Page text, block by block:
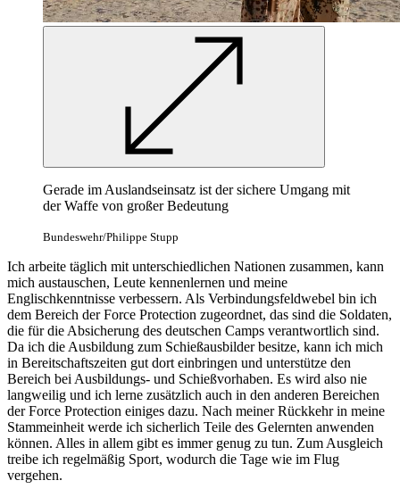
Gerade im Auslandseinsatz ist der sichere Umgang mit
der Waffe von großer Bedeutung
Bundeswehr/Philippe Stupp
Ich arbeite täglich mit unterschiedlichen Nationen zusammen, kann
mich austauschen, Leute kennenlernen und meine
Englischkenntnisse verbessern. Als Verbindungsfeldwebel bin ich
dem Bereich derForce Protection zugeordnet, das sind die Soldaten,
die für die Absicherung des deutschen Camps verantwortlich sind.
Da ich die Ausbildung zum Schießausbilder besitze, kann ich mich
in Bereitschaftszeiten gut dort einbringen und unterstütze den
Bereich bei Ausbildungs- und Schießvorhaben. Es wird also nie
langweilig und ich lerne zusätzlich auch in den anderen Bereichen
derForce Protection einiges dazu. Nach meiner Rückkehr in meine
Stammeinheit werde ich sicherlich Teile des Gelernten anwenden
können. Alles in allem gibt es immer genug zu tun. Zum Ausgleich
treibe ich regelmäßig Sport, wodurch die Tage wie im Flug
vergehen.